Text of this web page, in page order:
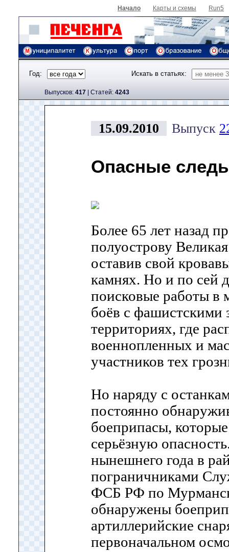
Начало Карты и схемы Run5
Год: Искать в статьях:
Выпусков: 417 | Cтатей: 4243
15.09.2010 Выпуск
Опасные
Более 65 лет назад
полуострову
оставив свой
камнях. Но и по сей
поисковые работы в
боёв с фашистскими
территориях, где
военнопленных и
участников тех
Но наряду с
постоянно
боеприпасы,
серьёзную
нынешнего года в
пограничниками
ФСБ РФ по
обнаружены
артиллерийские
первоначальном